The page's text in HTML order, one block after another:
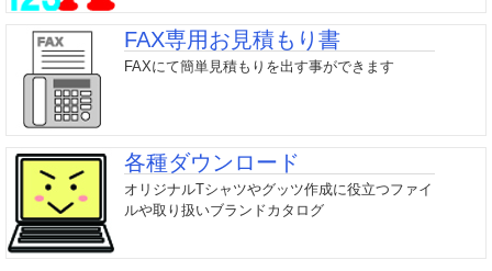
FAX専用お見積もり書
FAXにて簡単見積もりを出す事ができます
各種ダウンロード
オリジナルTシャツやグッツ作成に役立つファイ
ルや取り扱いブランドカタログ